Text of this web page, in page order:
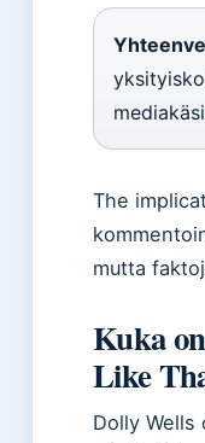
The
mutta
Kuka
Like
Dolly